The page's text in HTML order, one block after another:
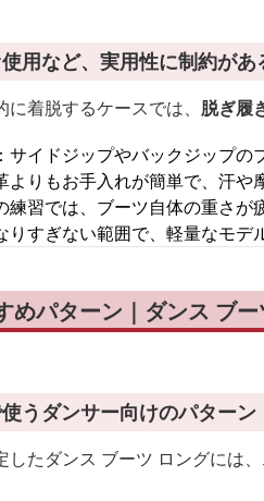
用など、実用性に制約があ
着脱するケースでは、 脱ぎ履
サイドジップやバックジップの
よりもお手入れが簡単で、汗や
練習では、ブーツ自体の重さが
りすぎない範囲で、軽量なモデ
めパターン｜ダンス ブ
うダンサー向けのパターン
たダンス ブーツ ロングには、